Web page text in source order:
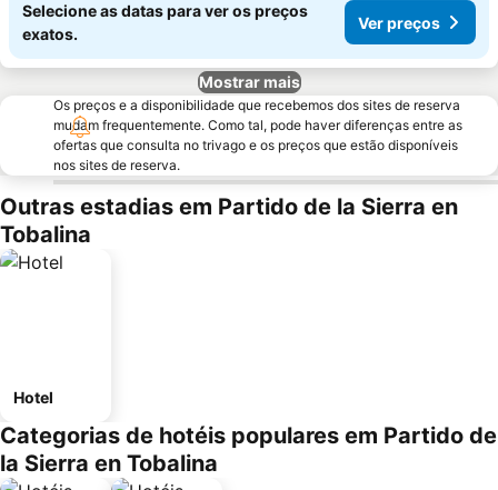
Selecione as datas para ver os preços
exatos.
Ver preços
Mostrar mais
Os preços e a disponibilidade que recebemos dos sites de reserva
mudam frequentemente. Como tal, pode haver diferenças entre as
ofertas que consulta no trivago e os preços que estão disponíveis
nos sites de reserva.
Outras estadias em Partido de la Sierra en
Tobalina
Hotel
Categorias de hotéis populares em Partido de
la Sierra en Tobalina